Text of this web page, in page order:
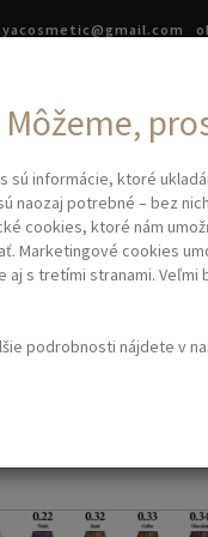
Môžeme,
sú informácie, ktoré
naozaj potrebné – bez
cookies, ktoré nám
Marketingové cookies
aj s tretími stranami.
podrobnosti nájdete v